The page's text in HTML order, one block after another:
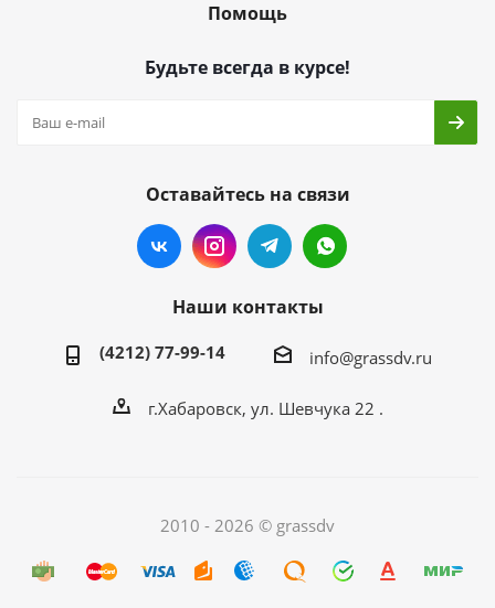
Помощь
Будьте всегда в курсе!
Оставайтесь на связи
Наши контакты
(4212) 77-99-14 info@grassdv.ru
г.Хабаровск, ул. Шевчука 22 .
2010 - 2026 © grassdv